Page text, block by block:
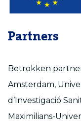
Partners
Betrokken
Amsterdam,
d’Investigació
Maximilians-